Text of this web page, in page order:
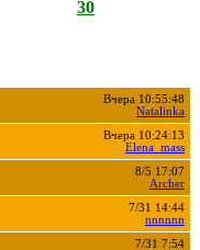
30
Вчера 10:55:48
Natalinka
Вчера 10:24:13
Elena_mass
8/5 17:07
Archer
7/31 14:44
nnnnnn
7/31 7:54